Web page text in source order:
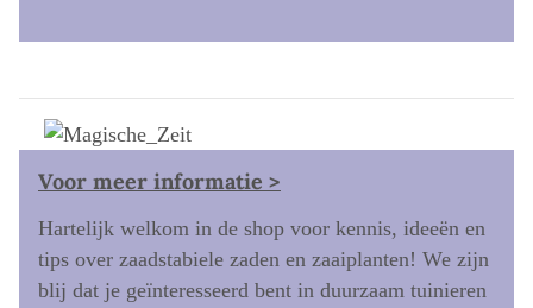
Voor meer informatie >
Hartelijk welkom in de shop voor kennis, ideeën en
tips over zaadstabiele zaden en zaaiplanten! We zijn
blij dat je geïnteresseerd bent in duurzaam tuinieren